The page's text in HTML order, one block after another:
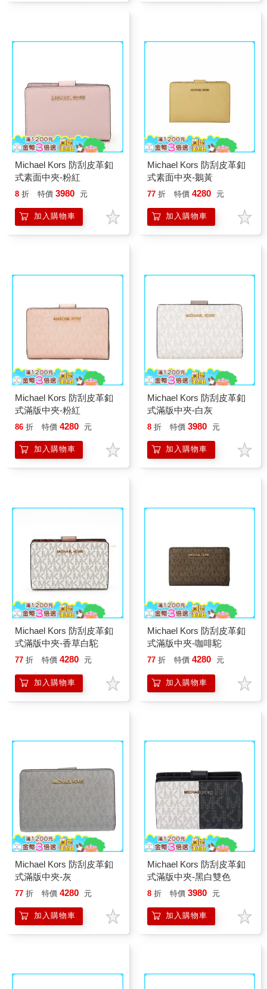
Michael Kors 防刮皮革釦
式素面中夾-粉紅
8 折 特價 3980 元
加入購物車
Michael Kors 防刮皮革釦
式素面中夾-鵝黃
77 折 特價 4280 元
加入購物車
Michael Kors 防刮皮革釦
式滿版中夾-粉紅
86 折 特價 4280 元
加入購物車
Michael Kors 防刮皮革釦
式滿版中夾-白灰
8 折 特價 3980 元
加入購物車
Michael Kors 防刮皮革釦
式滿版中夾-香草白駝
77 折 特價 4280 元
加入購物車
Michael Kors 防刮皮革釦
式滿版中夾-咖啡駝
77 折 特價 4280 元
加入購物車
Michael Kors 防刮皮革釦
式滿版中夾-灰
77 折 特價 4280 元
加入購物車
Michael Kors 防刮皮革釦
式滿版中夾-黑白雙色
8 折 特價 3980 元
加入購物車